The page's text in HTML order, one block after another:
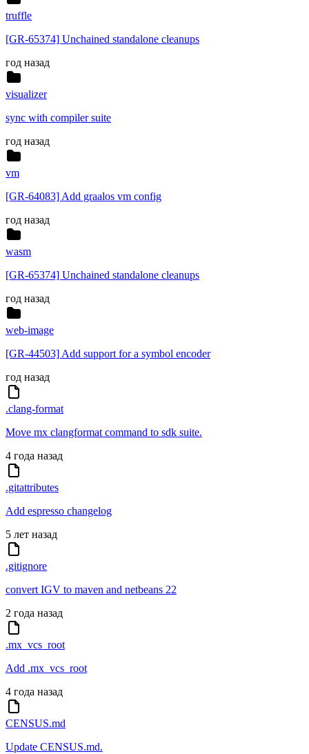
truffle
[GR-65374] Unchained standalone cleanups
год назад
visualizer
sync with compiler suite
год назад
vm
[GR-64083] Add graalos vm config
год назад
wasm
[GR-65374] Unchained standalone cleanups
год назад
web-image
[GR-44503] Add support for a symbol encoder
год назад
.clang-format
Move mx clangformat command to sdk suite.
4 года назад
.gitattributes
Add espresso changelog
5 лет назад
.gitignore
convert IGV to maven and netbeans 22
2 года назад
.mx_vcs_root
Add .mx_vcs_root
4 года назад
CENSUS.md
Update CENSUS.md.